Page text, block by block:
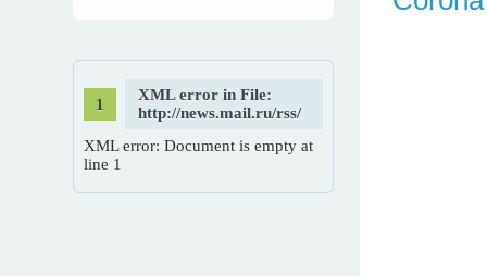
XML error in File:
http://news.mail.ru/rss/
XML error: Document is empty at
line 1